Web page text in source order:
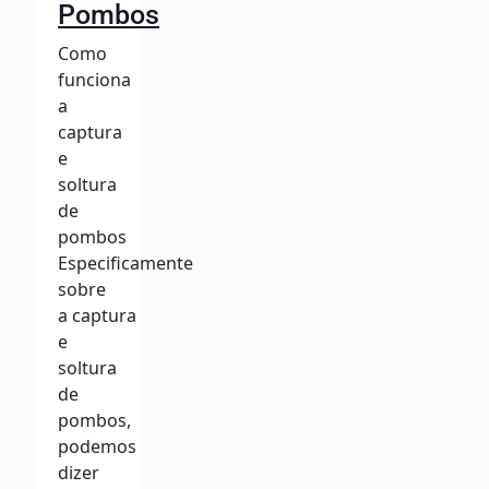
Pombos
Como
funciona
a
captura
e
soltura
de
pombos
Especificamente
sobre
a captura
e
soltura
de
pombos,
podemos
dizer